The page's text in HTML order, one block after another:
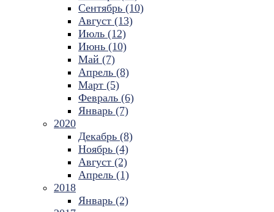
Сентябрь (10)
Август (13)
Июль (12)
Июнь (10)
Май (7)
Апрель (8)
Март (5)
Февраль (6)
Январь (7)
2020
Декабрь (8)
Ноябрь (4)
Август (2)
Апрель (1)
2018
Январь (2)